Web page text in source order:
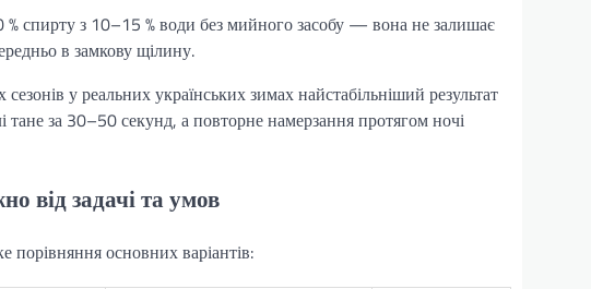
% спирту з 10–15 % води без мийного засобу — вона не залишає
в замкову щілину.
у реальних українських зимах найстабільніший результат
за 30–50 секунд, а повторне намерзання протягом ночі
від задачі та умов
порівняння основних варіантів: